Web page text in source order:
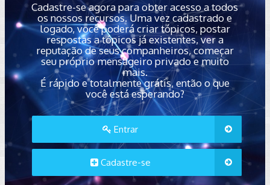
Cadastre-se agora para obter acesso a todos
os nossos recursos. Uma vez cadastrado e
logado, você poderá criar tópicos, postar
respostas a tópicos já existentes, ver a
reputação de seus companheiros, começar
seu próprio mensageiro privado e muito
mais.
É rápido e totalmente grátis, então o que
você está esperando?
Entrar
Cadastre-se